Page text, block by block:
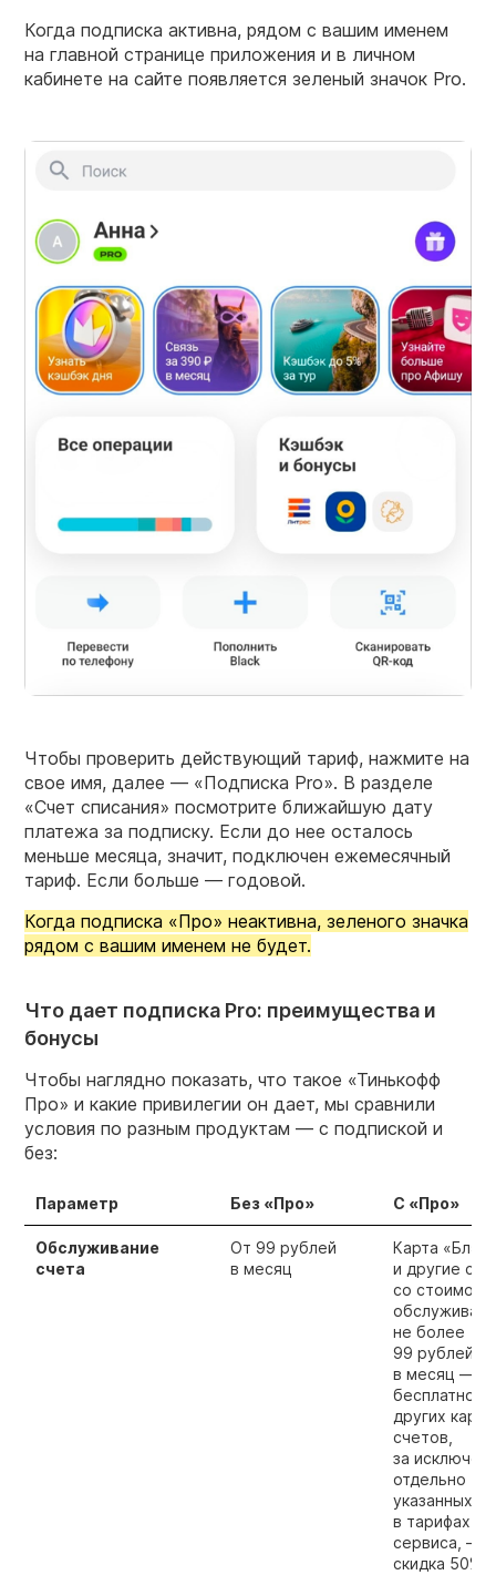
Когда подписка активна, рядом с вашим именем
на главной странице приложения и в личном
кабинете на сайте появляется зеленый значок Pro.
Чтобы проверить действующий тариф, нажмите на
свое имя, далее — «Подписка Pro». В разделе
«Счет списания» посмотрите ближайшую дату
платежа за подписку. Если до нее осталось
меньше месяца, значит, подключен ежемесячный
тариф. Если больше — годовой.
Когда подписка «Про» неактивна, зеленого значка
рядом с вашим именем не будет.
Что дает подписка Pro: преимущества и
бонусы
Чтобы наглядно показать, что такое «Тинькофф
Про» и какие привилегии он дает, мы сравнили
условия по разным продуктам — с подпиской и
без:
Параметр Без «Про» С «Про»
Обслуживание
счета
От 99 рублей
в месяц
Карта «Блэк»
и другие
со
не более
99 рублей
в месяц —
бесплатно,
других
счетов,
за
отдельно
указанных
в тарифах
сервиса, —
скидка 50%